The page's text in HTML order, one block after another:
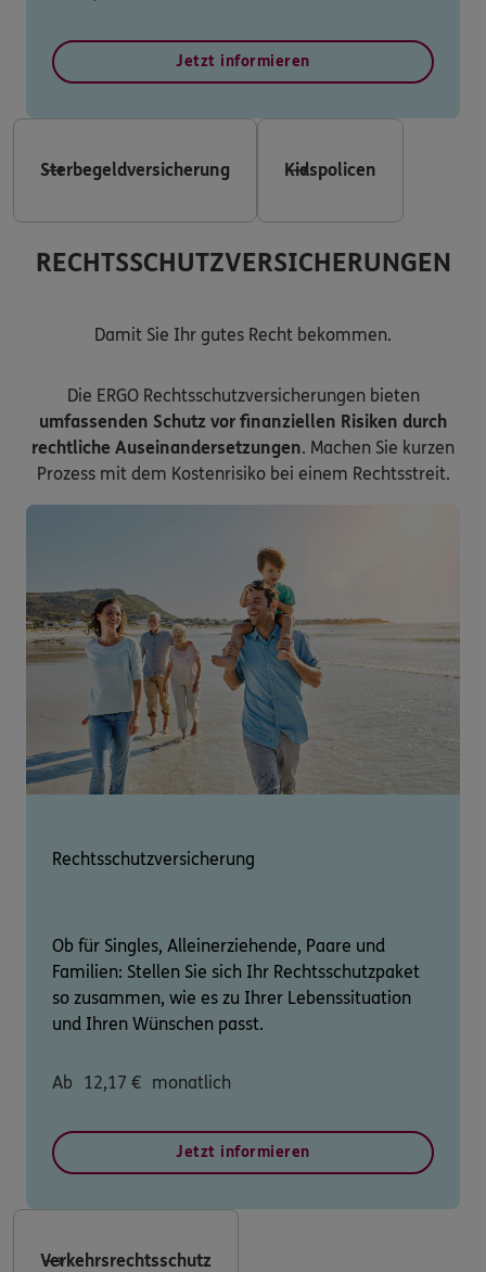
Jetzt informieren
Sterbegeldversicherung Kidspolicen
RECHTSSCHUTZVERSICHERUNGEN
Damit Sie Ihr gutes Recht bekommen.
Die ERGO Rechtsschutzversicherungen bieten
umfassenden Schutz vor finanziellen Risiken durch
rechtliche Auseinandersetzungen. Machen Sie kurzen
Prozess mit dem Kostenrisiko bei einem Rechtsstreit.
Rechtsschutzversicherung
Ob für Singles, Alleinerziehende, Paare und
Familien: Stellen Sie sich Ihr Rechtsschutzpaket
so zusammen, wie es zu Ihrer Lebenssituation
und Ihren Wünschen passt.
Ab 12,17 € monatlich
Jetzt informieren
Verkehrsrechtsschutz